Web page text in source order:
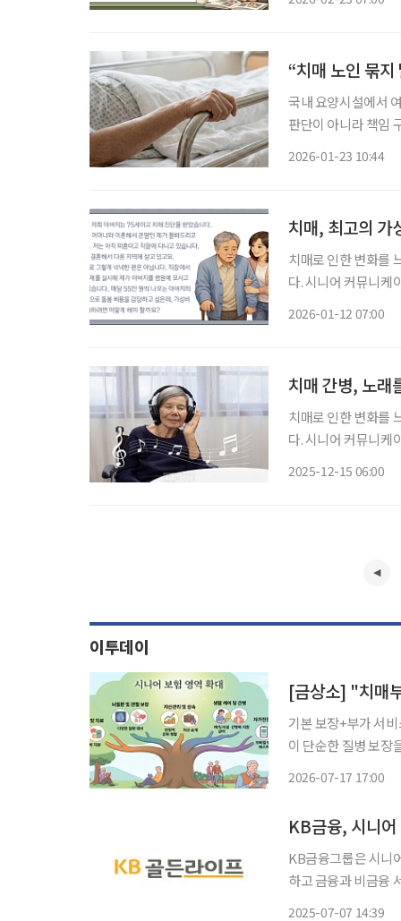
“치매 노인 묶지
국내 요양시설에서
판단이 아니라 책임
2026-01-23 10:44
치매, 최고의 가
치매로 인한 변화를
다. 시니어 커뮤니케
2026-01-12 07:00
치매 간병, 노래
치매로 인한 변화를
다. 시니어 커뮤니케
2025-12-15 06:00
이투데이
[금상소] "치매
기본 보장+부가 서비스
이 단순한 질병 보장
2026-07-17 17:00
KB금융, 시니어
KB금융그룹은 시니
하고 금융과 비금융
2025-07-07 14:39